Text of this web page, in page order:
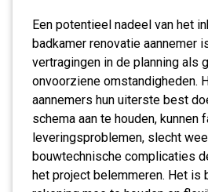
Een potentieel nadeel van het
badkamer renovatie aannemer
vertragingen in de planning als
onvoorziene omstandigheden.
aannemers hun uiterste best
schema aan te houden, kunnen
leveringsproblemen, slecht
bouwtechnische complicaties
het project belemmeren. Het is